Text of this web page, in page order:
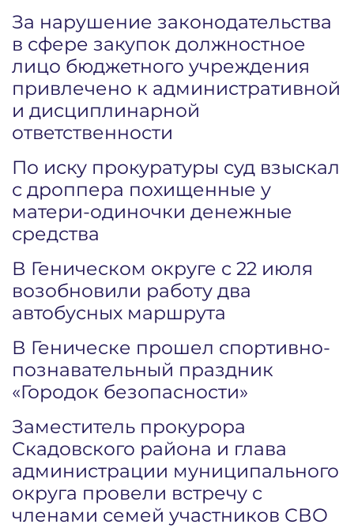
За нарушение законодательства
в сфере закупок должностное
лицо бюджетного учреждения
привлечено к административной
и дисциплинарной
ответственности
По иску прокуратуры суд взыскал
с дроппера похищенные у
матери-одиночки денежные
средства
В Геническом округе с 22 июля
возобновили работу два
автобусных маршрута
В Геническе прошел спортивно-
познавательный праздник
«Городок безопасности»
Заместитель прокурора
Скадовского района и глава
администрации муниципального
округа провели встречу с
членами семей участников СВО